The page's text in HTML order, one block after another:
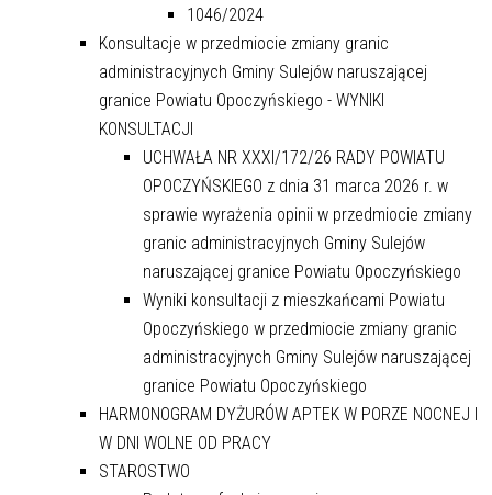
1046/2024
Konsultacje w przedmiocie zmiany granic
administracyjnych Gminy Sulejów naruszającej
granice Powiatu Opoczyńskiego - WYNIKI
KONSULTACJI
UCHWAŁA NR XXXI/172/26 RADY POWIATU
OPOCZYŃSKIEGO z dnia 31 marca 2026 r. w
sprawie wyrażenia opinii w przedmiocie zmiany
granic administracyjnych Gminy Sulejów
naruszającej granice Powiatu Opoczyńskiego
Wyniki konsultacji z mieszkańcami Powiatu
Opoczyńskiego w przedmiocie zmiany granic
administracyjnych Gminy Sulejów naruszającej
granice Powiatu Opoczyńskiego
HARMONOGRAM DYŻURÓW APTEK W PORZE NOCNEJ I
W DNI WOLNE OD PRACY
STAROSTWO